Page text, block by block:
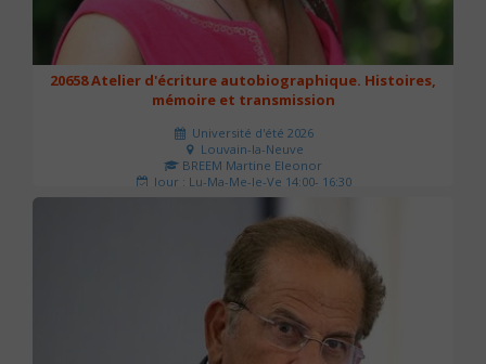
20658 Atelier d'écriture autobiographique. Histoires,
mémoire et transmission
Université d'été 2026
Louvain-la-Neuve
BREEM Martine Eleonor
Jour : Lu-Ma-Me-Je-Ve 14:00- 16:30
Nombre de séances : 3